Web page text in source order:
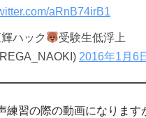
aRnB74irB1
ハック
受験生低浮上
2016年1月6
練習の際の動画になります